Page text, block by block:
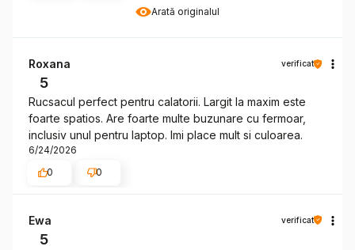
Arată originalul
Roxana verificat
5
Rucsacul perfect pentru calatorii. Largit la maxim este
foarte spatios. Are foarte multe buzunare cu fermoar,
inclusiv unul pentru laptop. Imi place mult si culoarea.
6/24/2026
0
0
Ewa verificat
5